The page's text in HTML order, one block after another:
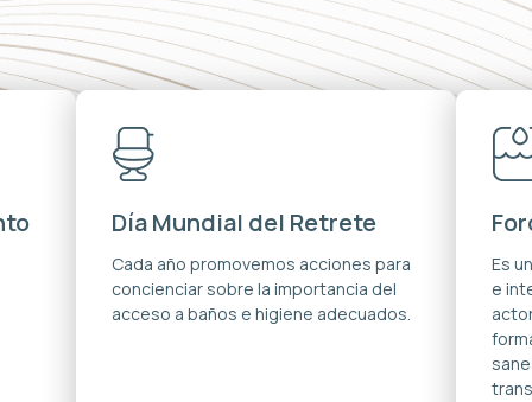
Día Mundial del Retrete
Cada año promovemos acciones para
concienciar sobre la importancia del
acceso a baños e higiene adecuados.
Es
e